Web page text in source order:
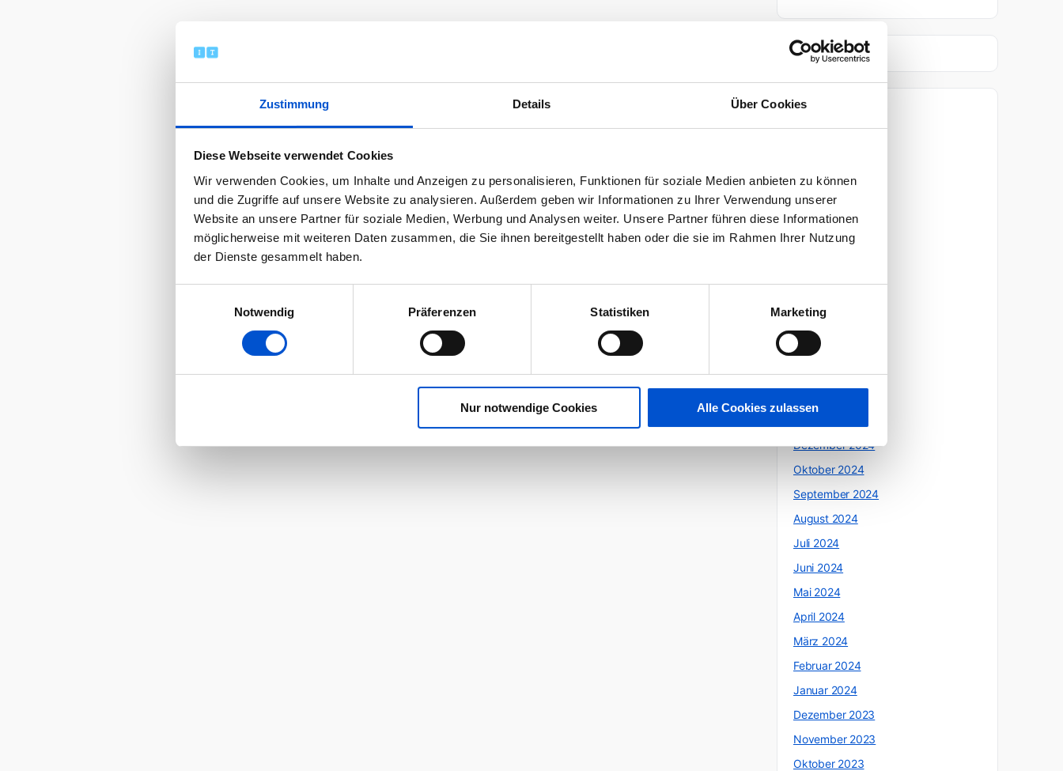
Zustimmung Details Über Cookies
Diese Webseite verwendet Cookies
Wir verwenden Cookies, um Inhalte und Anzeigen zu personalisieren, Funktionen für soziale Medien anbieten zu können
und die Zugriffe auf unsere Website zu analysieren. Außerdem geben wir Informationen zu Ihrer Verwendung unserer
Website an unsere Partner für soziale Medien, Werbung und Analysen weiter. Unsere Partner führen diese Informationen
möglicherweise mit weiteren Daten zusammen, die Sie ihnen bereitgestellt haben oder die sie im Rahmen Ihrer Nutzung
der Dienste gesammelt haben.
Notwendig
Präferenzen Statistiken Marketing
Nur notwendige Cookies Alle Cookies zulassen
April 2026
März 2026
November 2025
Oktober 2025
Mai 2025
April 2025
März 2025
Dezember 2024
Oktober 2024
September 2024
August 2024
Juli 2024
Juni 2024
Mai 2024
April 2024
März 2024
Februar 2024
Januar 2024
Dezember 2023
November 2023
Oktober 2023